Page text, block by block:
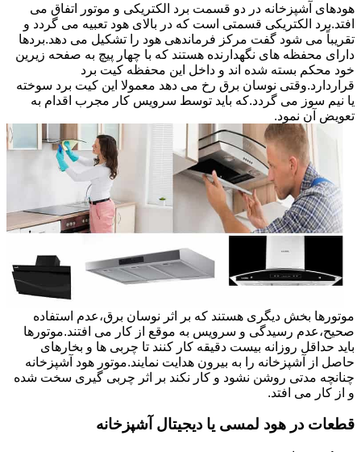
هودهای آشپزخانه در دو قسمت برد الکتریکی و موتور اتفاق می
افتد.برد الکتریکی قسمتی است که در بالای هود تعبیه می گردد و
تقریباً می شود گفت مرکز فرماندهی هود را تشکیل می دهد.بردها
دارای محفظه های نگهدارنده هستند که با چهار پیچ به صفحه زیرین
خود محکم بسته شده اند و داخل این محفظه کیت برد
قراردارد.وقتی نوسان برق رخ می دهد معمولا این کیت برد سوخته
یا نیم سوز می گردد.که باید توسط سرویس کار مجرب اقدام به
تعویض آن نمود.
موتورها بخش دیگری هستند که بر اثر نوسان برق،عدم استفاده
صحیح،عدم رسیدگی و سرویس به موقع از کار می افتند.موتورها
باید حداقل روزانه بیست دقیقه کار کنند تا چربی ها و بخارهای
حاصل از آشپزخانه را به بیرون هدایت نمایند.موتور هود آشپزخانه
چنانچه مدتی روشن نشود و کار نکند بر اثر چربی گیری سخت شده
و از کار می افتد.
قطعات در هود لمسی یا دیجیتال آشپزخانه